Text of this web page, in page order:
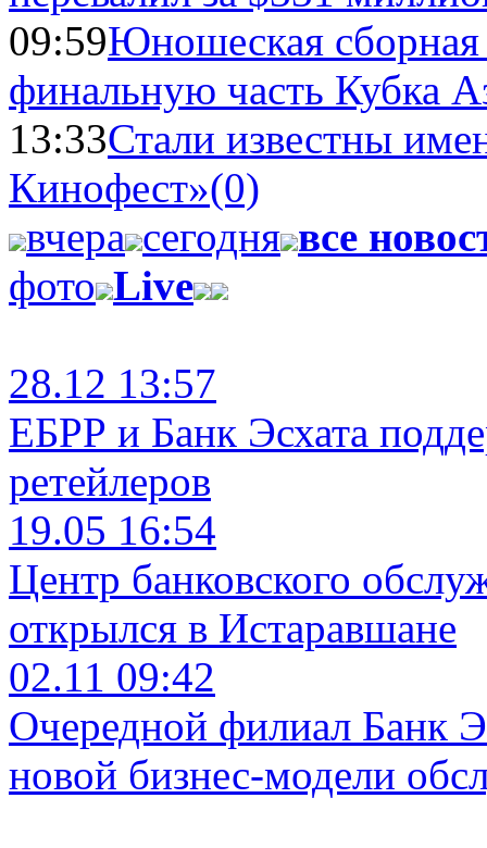
09:59Юношеская
финальную часть Кубка
13:33Стали известны
Кинофест»(0)
вчера сегодня все
фото Live
28.12 13:57
ЕБРР и Банк Эсхата
ретейлеров
19.05 16:54
Центр банковского
открылся в Истаравшане
02.11 09:42
Очередной филиал Банк
новой бизнес-модели